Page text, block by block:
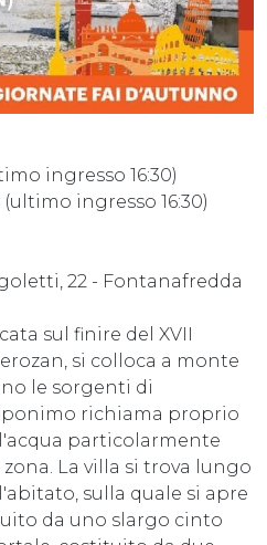
ingresso 16:30)
ingresso 16:30)
22 - Fontanafredda
sul finire del XVII
si colloca a monte
le sorgenti di
richiama proprio
particolarmente
La villa si trova lungo
sulla quale si apre
da uno slargo cinto